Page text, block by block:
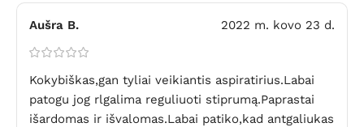
Aušra B. 2022 m. kovo 23 d.
Kokybiškas,gan tyliai veikiantis aspiratirius.Labai
patogu jog rlgalima reguliuoti stiprumą.Paprastai
išardomas ir išvalomas.Labai patiko,kad antgaliukas